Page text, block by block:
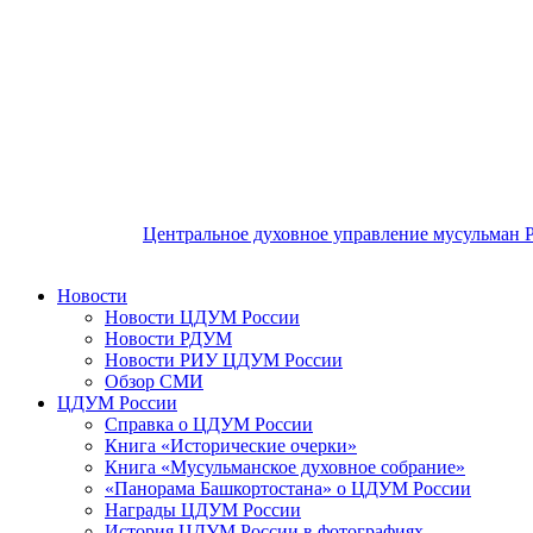
Центральное духовное управление мусульман
Новости
Новости ЦДУМ России
Новости РДУМ
Новости РИУ ЦДУМ России
Обзор СМИ
ЦДУМ России
Справка о ЦДУМ России
Книга «Исторические очерки»
Книга «Мусульманское духовное собрание»
«Панорама Башкортостана» о ЦДУМ России
Награды ЦДУМ России